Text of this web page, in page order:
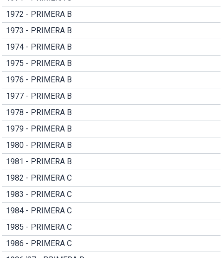
1972 - PRIMERA B
1973 - PRIMERA B
1974 - PRIMERA B
1975 - PRIMERA B
1976 - PRIMERA B
1977 - PRIMERA B
1978 - PRIMERA B
1979 - PRIMERA B
1980 - PRIMERA B
1981 - PRIMERA B
1982 - PRIMERA C
1983 - PRIMERA C
1984 - PRIMERA C
1985 - PRIMERA C
1986 - PRIMERA C